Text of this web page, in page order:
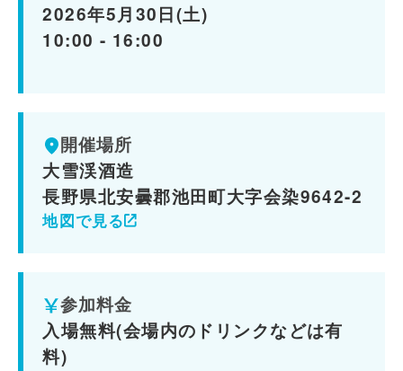
2026年5月30日(土)
10:00 - 16:00
開催場所
大雪渓酒造
長野県北安曇郡池田町大字会染9642-2
地図で見る
参加料金
入場無料(会場内のドリンクなどは有
料)